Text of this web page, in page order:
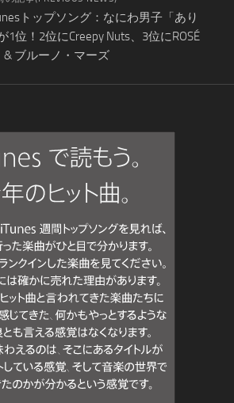
トップソング：なにわ男子「あり
1位！2位にCreepy Nuts、3位にROSÉ
& ブルーノ・マーズ